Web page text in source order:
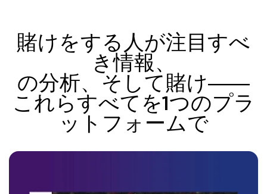
賭けをする人が注目すべ
き情報、
の分析、そして賭け――
これらすべてを1つのプラ
ットフォームで